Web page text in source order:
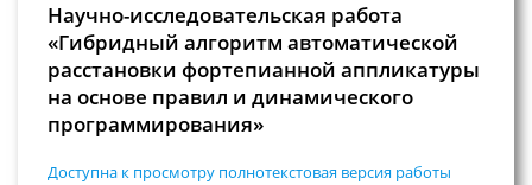
Научно-исследовательская работа
«Гибридный алгоритм автоматической
расстановки фортепианной аппликатуры
на основе правил и динамического
программирования»
Доступна к просмотру полнотекстовая версия работы